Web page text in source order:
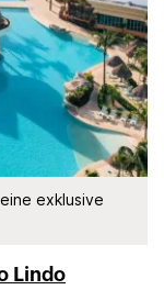
exklusive
Lindo